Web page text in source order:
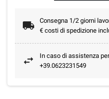
Consegna 1/2 giorni
€ costi di spedizione
In caso di assistenza
+39.0623231549